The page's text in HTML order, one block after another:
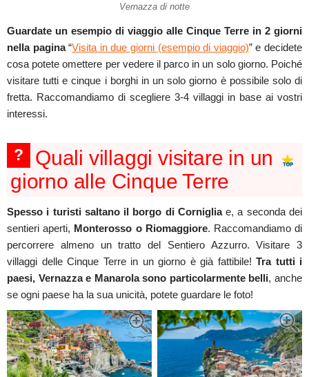
Vernazza di notte
Guardate un esempio di viaggio alle Cinque Terre in 2 giorni
nella pagina“Visita in due giorni (esempio di viaggio)” e decidete
cosa potete omettere per vedere il parco in un solo giorno. Poiché
visitare tutti e cinque i borghi in un solo giorno è possibile solo di
fretta. Raccomandiamo di scegliere 3-4 villaggi in base ai vostri
interessi.
?
Quali villaggi visitare in un
giorno alle Cinque Terre
Spesso i turisti saltano il borgo di Cornigliae, a seconda dei
sentieri aperti, Monterosso o Riomaggiore. Raccomandiamo di
percorrere almeno un tratto del Sentiero Azzurro. Visitare 3
villaggi delle Cinque Terre in un giorno è già fattibile! Tra tutti i
paesi, Vernazza e Manarola sono particolarmente belli, anche
se ogni paese ha la sua unicità, potete guardare le foto!